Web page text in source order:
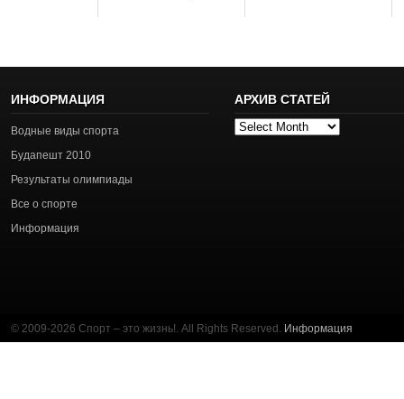
ИНФОРМАЦИЯ
Водные виды спорта
Будапешт 2010
Результаты олимпиады
Все о спорте
Информация
АРХИВ СТАТЕЙ
Архив
© 2009-2026 Спорт – это жизнь!. All Rights Reserved. Информация